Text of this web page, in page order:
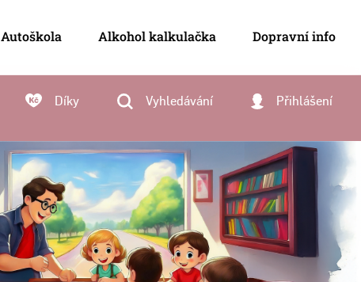
Autoškola Alkohol kalkulačka Dopravní info
Díky Vyhledávání Přihlášení